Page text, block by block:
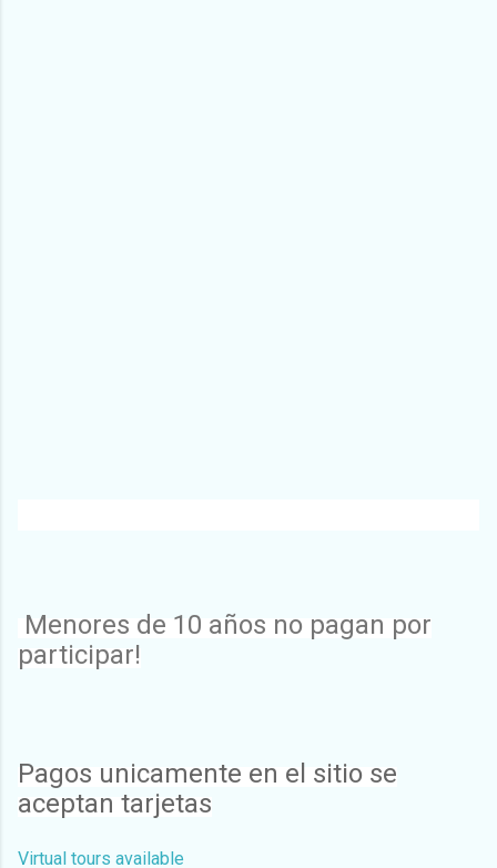
Menores de 10 años no pagan por
participar!
Pagos unicamente en el sitio se
aceptan tarjetas
Virtual tours available